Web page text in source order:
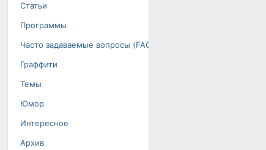
Статьи
Программы
Часто задаваемые вопросы (FAQ)
Граффити
Темы
Юмор
Интересное
Архив